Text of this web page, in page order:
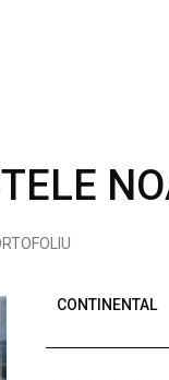
CONTINENTAL